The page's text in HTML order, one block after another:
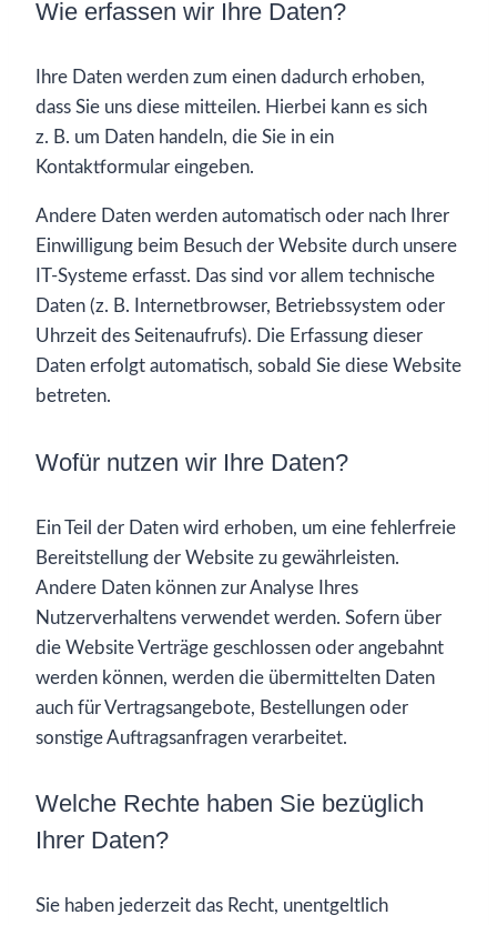
Wie erfassen wir Ihre Daten?
Ihre Daten werden zum einen dadurch erhoben,
dass Sie uns diese mitteilen. Hierbei kann es sich
z. B. um Daten handeln, die Sie in ein
Kontaktformular eingeben.
Andere Daten werden automatisch oder nach Ihrer
Einwilligung beim Besuch der Website durch unsere
IT-Systeme erfasst. Das sind vor allem technische
Daten (z. B. Internetbrowser, Betriebssystem oder
Uhrzeit des Seitenaufrufs). Die Erfassung dieser
Daten erfolgt automatisch, sobald Sie diese Website
betreten.
Wofür nutzen wir Ihre Daten?
Ein Teil der Daten wird erhoben, um eine fehlerfreie
Bereitstellung der Website zu gewährleisten.
Andere Daten können zur Analyse Ihres
Nutzerverhaltens verwendet werden. Sofern über
die Website Verträge geschlossen oder angebahnt
werden können, werden die übermittelten Daten
auch für Vertragsangebote, Bestellungen oder
sonstige Auftragsanfragen verarbeitet.
Welche Rechte haben Sie bezüglich
Ihrer Daten?
Sie haben jederzeit das Recht, unentgeltlich